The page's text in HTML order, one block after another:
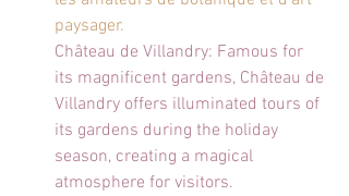
paysager.
Château de Villandry: Famous for
its magnificent gardens, Château de
Villandry offers illuminated tours of
its gardens during the holiday
season, creating a magical
atmosphere for visitors.